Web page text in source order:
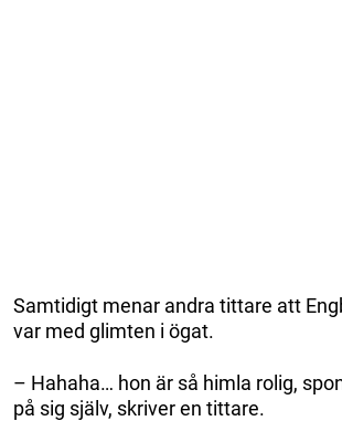
Samtidigt menar andra tittare att
var med glimten i ögat.
– Hahaha… hon är så himla rolig,
på sig själv, skriver en tittare.